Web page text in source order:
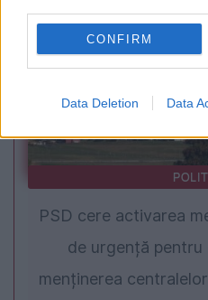
CONFIRM
Data Deletion Data
PSD cere activarea
de urgență pentru
menținerea